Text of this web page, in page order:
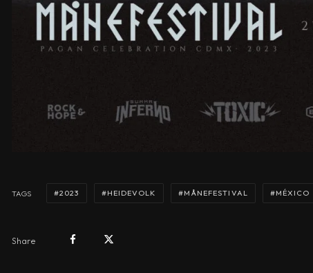
TAGS 2023 HEIDEVOLK MÅNEFESTIVAL MÉXICO
Share